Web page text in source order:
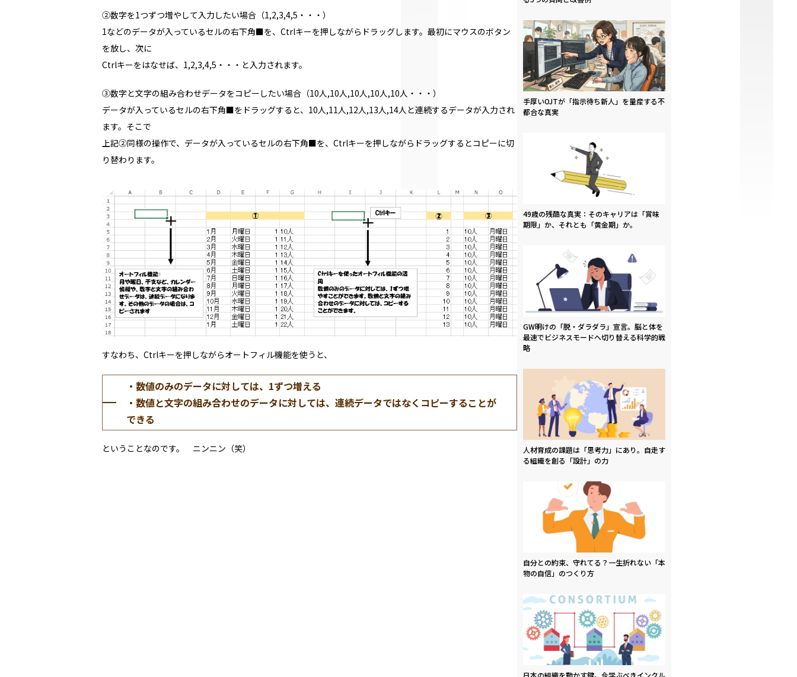
②数字を1つずつ増やして入力したい場合（1,2,3,4,5・・・）
1などのデータが入っているセルの右下角■を、Ctrlキーを押しながらドラッグします。最初にマウスのボタン
を放し、次に
Ctrlキーをはなせば、1,2,3,4,5・・・と入力されます。
③数字と文字の組み合わせデータをコピーしたい場合（10人,10人,10人,10人,10人・・・）
データが入っているセルの右下角■をドラッグすると、10人,11人,12人,13人,14人と連続するデータが入力され
ます。そこで
上記②同様の操作で、データが入っているセルの右下角■を、Ctrlキーを押しながらドラッグするとコピーに切
り替わります。
すなわち、 Ctrlキーを押しながらオートフィル機能を使うと、
・数値のみのデータに対しては、1ずつ増える
・数値と文字の組み合わせのデータに対しては、連続データではなくコピーすることが
できる
ということなのです。 ニンニン（笑）
手厚いOJTが「指示待ち新人」を量産する不
都合な真実
49歳の残酷な真実：そのキャリアは「賞味
期限」か、それとも「黄金期」か。
GW明けの「脱・ダラダラ」宣言。脳と体を
最速でビジネスモードへ切り替える科学的戦
略
人材育成の課題は「思考力」にあり。自走す
る組織を創る「設計」の力
自分との約束、守れてる？一生折れない「本
物の自信」のつくり方
日本の組織を動かす鍵。今学ぶべきインクル